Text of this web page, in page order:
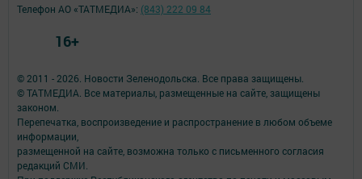
© 2011 - 2026. Новости Зеленодольска. Все права защищены.
© ТАТМЕДИА. Все материалы, размещенные на сайте, защищены
законом.
Перепечатка, воспроизведение и распространение в любом объеме
информации,
размещенной на сайте, возможна только с письменного согласия
редакций СМИ.
Телефон АО «ТАТМЕДИА»: (843) 222 09 84
16+